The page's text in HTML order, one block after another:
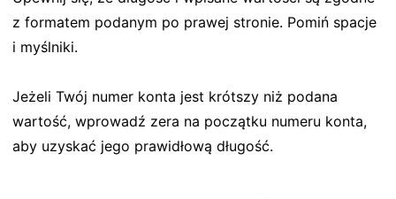
z formatem podanym po prawej stronie. Pomiń spacje
i myślniki.
Jeżeli Twój numer konta jest krótszy niż podana
wartość, wprowadź zera na początku numeru konta,
aby uzyskać jego prawidłową długość.